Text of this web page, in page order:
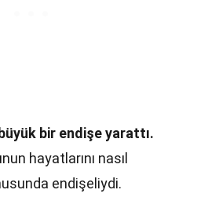
bir endişe yarattı.
hayatlarını nasıl
endişeliydi.